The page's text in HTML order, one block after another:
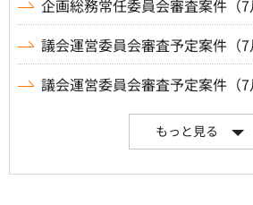
企画総務常任委員会審査案件（7
議会運営委員会審査予定案件（7
議会運営委員会審査予定案件（7
もっと見る